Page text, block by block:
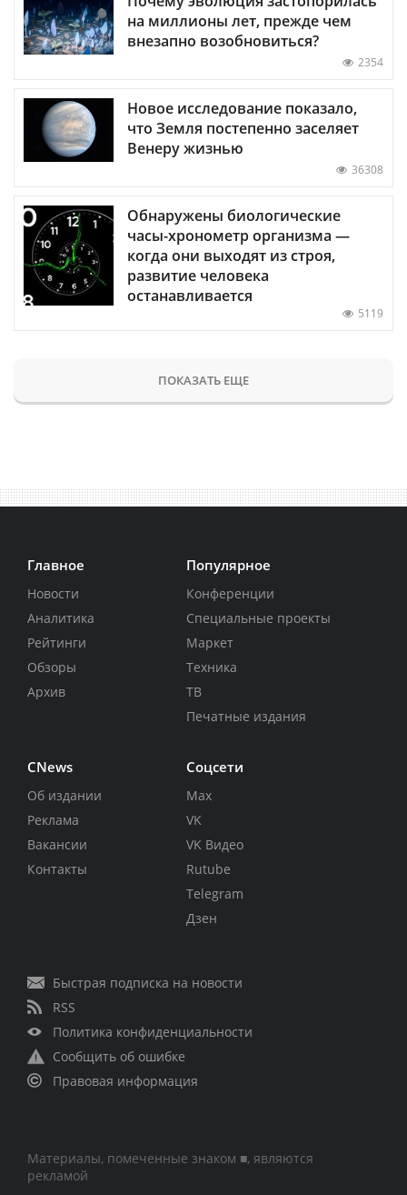
на миллионы лет, прежде чем
внезапно возобновиться?
2354
Новое исследование показало,
что Земля постепенно заселяет
Венеру жизнью
36308
Обнаружены биологические
часы-хронометр организма —
когда они выходят из строя,
развитие человека
останавливается
5119
ПОКАЗАТЬ ЕЩЕ
Главное
Новости
Аналитика
Рейтинги
Обзоры
Архив
Популярное
Конференции
Специальные проекты
Маркет
Техника
ТВ
Печатные издания
CNews
Об издании
Реклама
Вакансии
Контакты
Соцсети
Max
VK
VK Видео
Rutube
Telegram
Дзен
Быстрая подписка на новости
RSS
Политика конфиденциальности
Сообщить об ошибке
Правовая информация
Материалы, помеченные знаком ■, являются
рекламой